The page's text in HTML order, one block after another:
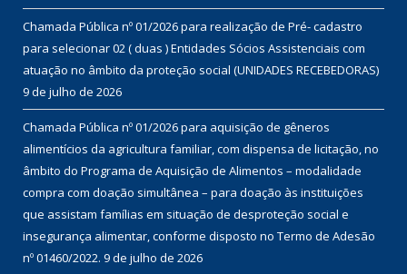
Chamada Pública nº 01/2026 para realização de Pré- cadastro
para selecionar 02 ( duas ) Entidades Sócios Assistenciais com
atuação no âmbito da proteção social (UNIDADES RECEBEDORAS)
9 de julho de 2026
Chamada Pública nº 01/2026 para aquisição de gêneros
alimentícios da agricultura familiar, com dispensa de licitação, no
âmbito do Programa de Aquisição de Alimentos – modalidade
compra com doação simultânea – para doação às instituições
que assistam famílias em situação de desproteção social e
insegurança alimentar, conforme disposto no Termo de Adesão
nº 01460/2022. 9 de julho de 2026